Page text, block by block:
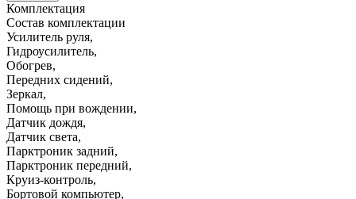
Комплектация
Состав комплектации
Усилитель руля,
Гидроусилитель,
Обогрев,
Передних сидений,
Зеркал,
Помощь при вождении,
Датчик дождя,
Датчик света,
Парктроник задний,
Парктроник передний,
Круиз-контроль,
Бортовой компьютер,